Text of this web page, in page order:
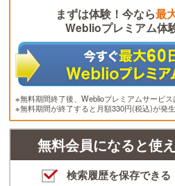
まずは体験！今なら最
Weblioプレミアム体
※無料期間終了後、Weblioプレミアムサービス
※無料期間が終了すると月額330円(税込)が発生
無料会員になると使
検索履歴を保存できる